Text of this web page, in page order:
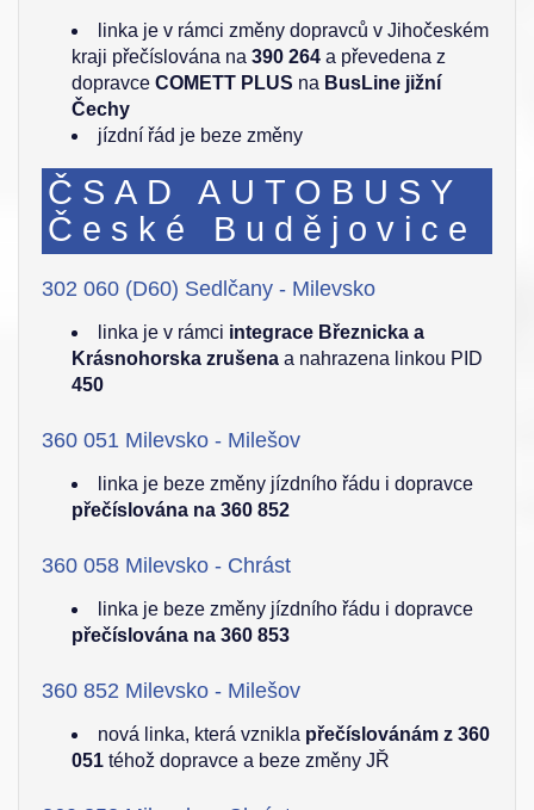
linka je v rámci změny dopravců v Jihočeském
kraji přečíslována na 390 264 a převedena z
dopravce COMETT PLUS na BusLine jižní
Čechy
jízdní řád je beze změny
ČSAD AUTOBUSY
České Budějovice
302 060 (D60) Sedlčany - Milevsko
linka je v rámci integrace Březnicka a
Krásnohorska zrušena a nahrazena linkou PID
450
360 051 Milevsko - Milešov
linka je beze změny jízdního řádu i dopravce
přečíslována na 360 852
360 058 Milevsko - Chrást
linka je beze změny jízdního řádu i dopravce
přečíslována na 360 853
360 852 Milevsko - Milešov
nová linka, která vznikla přečíslovánám z 360
051 téhož dopravce a beze změny JŘ